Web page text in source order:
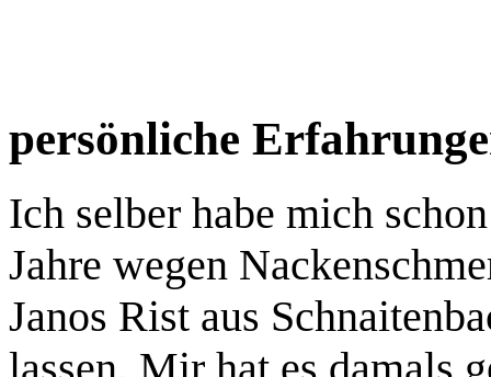
persönliche
Ich selber habe mich
Jahre wegen
Janos Rist aus